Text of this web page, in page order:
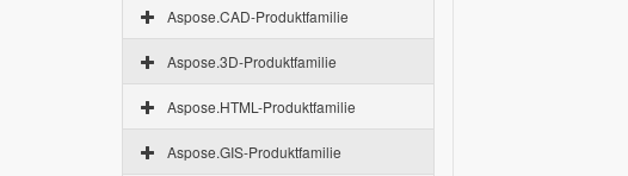
Aspose.CAD-Produktfamilie
Aspose.3D-Produktfamilie
Aspose.HTML-Produktfamilie
Aspose.GIS-Produktfamilie